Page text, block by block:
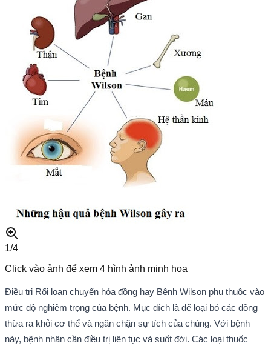
1/4
Click vào ảnh để xem 4 hình ảnh minh họa
Điều trị Rối loạn chuyển hóa đồng hay Bệnh Wilson phụ thuộc vào
mức độ nghiêm trọng của bệnh. Mục đích là để loại bỏ các đồng
thừa ra khỏi cơ thể và ngăn chặn sự tích của chúng. Với bệnh
này, bệnh nhân cần điều trị liên tục và suốt đời. Các loại thuốc